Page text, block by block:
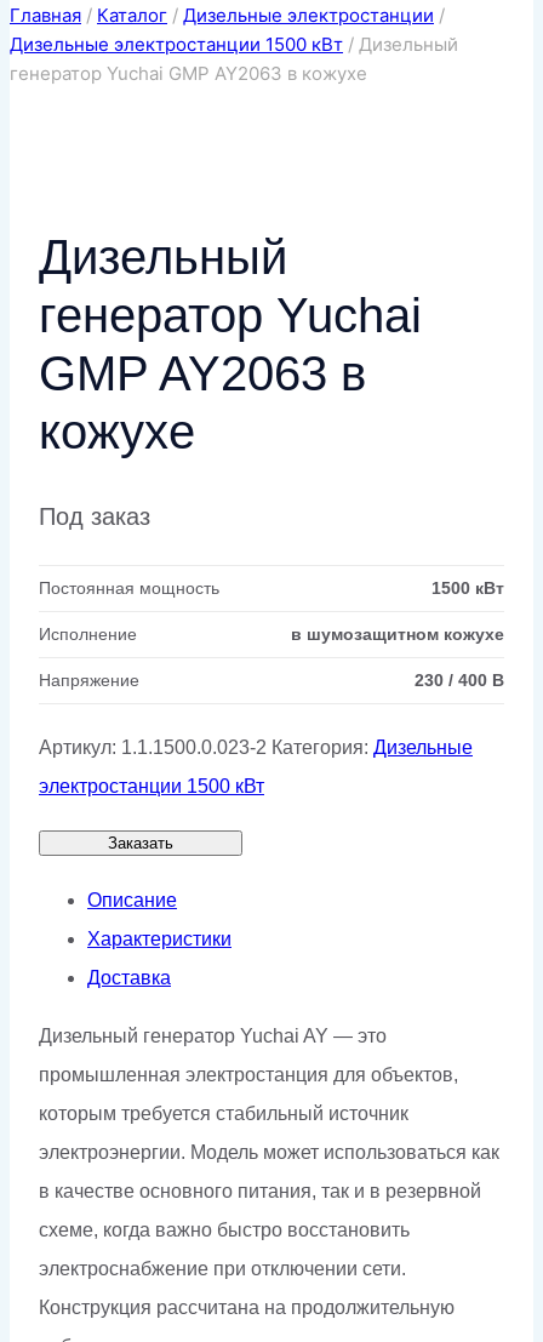
Главная / Каталог / Дизельные электростанции /
Дизельные электростанции 1500 кВт / Дизельный
генератор Yuchai GMP AY2063 в кожухе
Дизельный
генератор Yuchai
GMP AY2063 в
кожухе
Под заказ
Постоянная мощность 1500 кВт
Исполнение в шумозащитном кожухе
Напряжение 230 / 400 В
Артикул: 1.1.1500.0.023-2 Категория: Дизельные
электростанции 1500 кВт
Заказать
Описание
Характеристики
Доставка
Дизельный генератор Yuchai AY — это
промышленная электростанция для объектов,
которым требуется стабильный источник
электроэнергии. Модель может использоваться как
в качестве основного питания, так и в резервной
схеме, когда важно быстро восстановить
электроснабжение при отключении сети.
Конструкция рассчитана на продолжительную